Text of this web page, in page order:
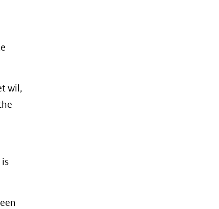
wil,